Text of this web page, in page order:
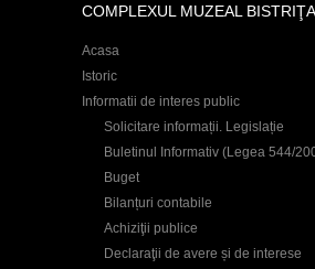
COMPLEXUL MUZEAL
Acasa
Istoric
Informatii de interes public
Solicitare informații. Legislație
Buletinul Informativ (Legea 544/
Buget
Bilanțuri contabile
Achiziţii publice
Declaraţii de avere și de interese